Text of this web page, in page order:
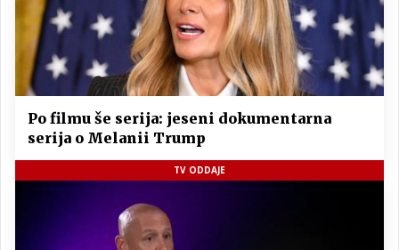
Po filmu še serija: jeseni dokumentarna
serija o Melanii Trump
TV ODDAJE